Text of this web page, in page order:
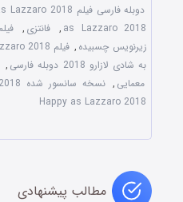
دوبله فارسی فیلم Happy as Lazzaro 2018
as Lazzaro 2018
, فانتزی ,
زیرنویس چسبیده , فیلم Happy as Lazzaro 2018 به شادی لازارو
به شادی لازارو 2018 دوبله فارسی
,
معمایی , نسخه سانسور شده Happy as Lazzaro 2018
Happy as Lazzaro 2018
مطالب پیشنهادی